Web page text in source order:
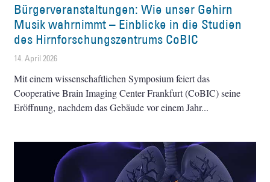
Bürgerveranstaltungen: Wie unser Gehirn
Musik wahrnimmt – Einblicke in die Studien
des Hirnforschungszentrums CoBIC
14. April 2026
Mit einem wissenschaftlichen Symposium feiert das
Cooperative Brain Imaging Center Frankfurt (CoBIC) seine
Eröffnung, nachdem das Gebäude vor einem Jahr